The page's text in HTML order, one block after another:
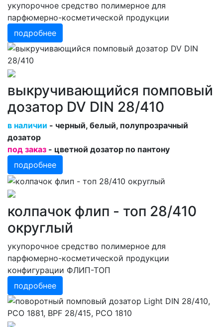
укупорочное средство полимерное для
парфюмерно-косметической продукции
подробнее
выкручивающийся помповый
дозатор DV DIN 28/410
в наличии - черный, белый, полупрозрачный
дозатор
под заказ - цветной дозатор по пантону
подробнее
колпачок флип - топ 28/410
округлый
укупорочное средство полимерное для
парфюмерно-косметической продукции
конфигурации ФЛИП-ТОП
подробнее